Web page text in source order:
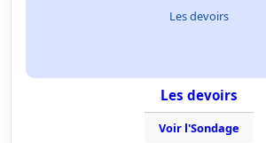
Les devoirs
Les devoirs
Voir l'Sondage